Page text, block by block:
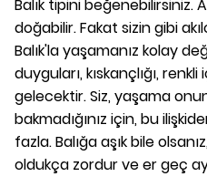
Balık tipini beğenebilirsiniz.
doğabilir. Fakat sizin gibi
Balık'la yaşamanız kolay
duyguları, kıskançlığı,
gelecektir. Siz, yaşama
bakmadığınız için, bu
fazla. Balığa aşık bile
oldukça zordur ve er geç